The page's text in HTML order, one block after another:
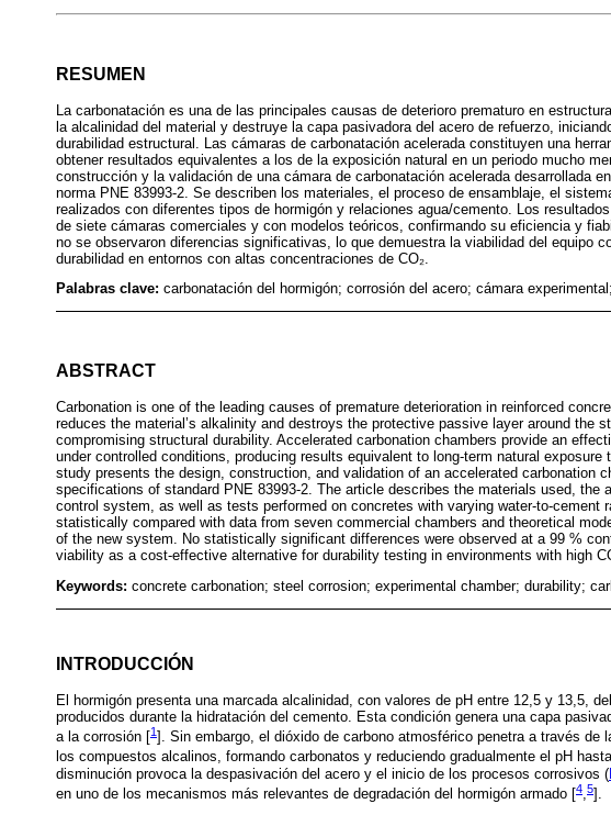
RESUMEN
La carbonatación es una de las principales causas de deterioro prematuro en
la alcalinidad del material y destruye la capa pasivadora del acero de refuerzo,
durabilidad estructural. Las cámaras de carbonatación acelerada constituyen una
obtener resultados equivalentes a los de la exposición natural en un periodo mucho
construcción y la validación de una cámara de carbonatación acelerada desarrollada
norma PNE 83993-2. Se describen los materiales, el proceso de ensamblaje, el
realizados con diferentes tipos de hormigón y relaciones agua/cemento. Los
de siete cámaras comerciales y con modelos teóricos, confirmando su eficiencia y
no se observaron diferencias significativas, lo que demuestra la viabilidad del equipo
durabilidad en entornos con altas concentraciones de CO₂.
Palabras clave: carbonatación del hormigón; corrosión del acero; cámara
ABSTRACT
Carbonation is one of the leading causes of premature deterioration in reinforced
reduces the material’s alkalinity and destroys the protective passive layer around the
compromising structural durability. Accelerated carbonation chambers provide an
under controlled conditions, producing results equivalent to long-term natural
study presents the design, construction, and validation of an accelerated carbonation
specifications of standard PNE 83993-2. The article describes the materials used, the
control system, as well as tests performed on concretes with varying water-to-cement
statistically compared with data from seven commercial chambers and theoretical
of the new system. No statistically significant differences were observed at a 99 %
viability as a cost-effective alternative for durability testing in environments with high
Keywords: concrete carbonation; steel corrosion; experimental chamber; durability;
INTRODUCCIÓN
El hormigón presenta una marcada alcalinidad, con valores de pH entre 12,5 y 13,5,
producidos durante la hidratación del cemento. Esta condición genera una capa
a la corrosión [1]. Sin embargo, el dióxido de carbono atmosférico penetra a través de
los compuestos alcalinos, formando carbonatos y reduciendo gradualmente el pH
disminución provoca la despasivación del acero y el inicio de los procesos corrosivos (
en uno de los mecanismos más relevantes de degradación del hormigón armado [4,5].